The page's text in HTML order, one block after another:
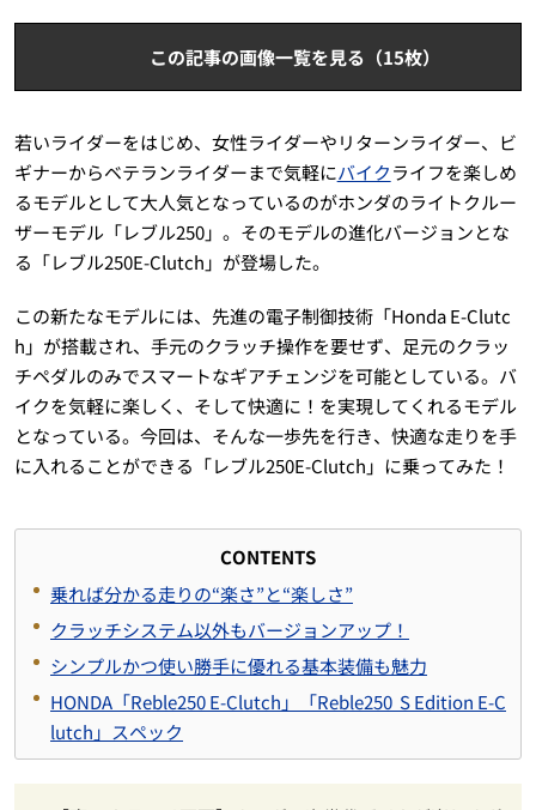
この記事の画像一覧を見る（15枚）
若いライダーをはじめ、女性ライダーやリターンライダー、ビ
ギナーからベテランライダーまで気軽にバイクライフを楽しめ
るモデルとして大人気となっているのがホンダのライトクルー
ザーモデル「レブル250」。そのモデルの進化バージョンとな
る「レブル250E-Clutch」が登場した。
この新たなモデルには、先進の電子制御技術「Honda E-Clutc
h」が搭載され、手元のクラッチ操作を要せず、足元のクラッ
チペダルのみでスマートなギアチェンジを可能としている。バ
イクを気軽に楽しく、そして快適に！を実現してくれるモデル
となっている。今回は、そんな一歩先を行き、快適な走りを手
に入れることができる「レブル250E-Clutch」に乗ってみた！
CONTENTS
乗れば分かる走りの“楽さ”と“楽しさ”
クラッチシステム以外もバージョンアップ！
シンプルかつ使い勝手に優れる基本装備も魅力
HONDA「Reble250 E-Clutch」「Reble250 S Edition E-C
lutch」スペック